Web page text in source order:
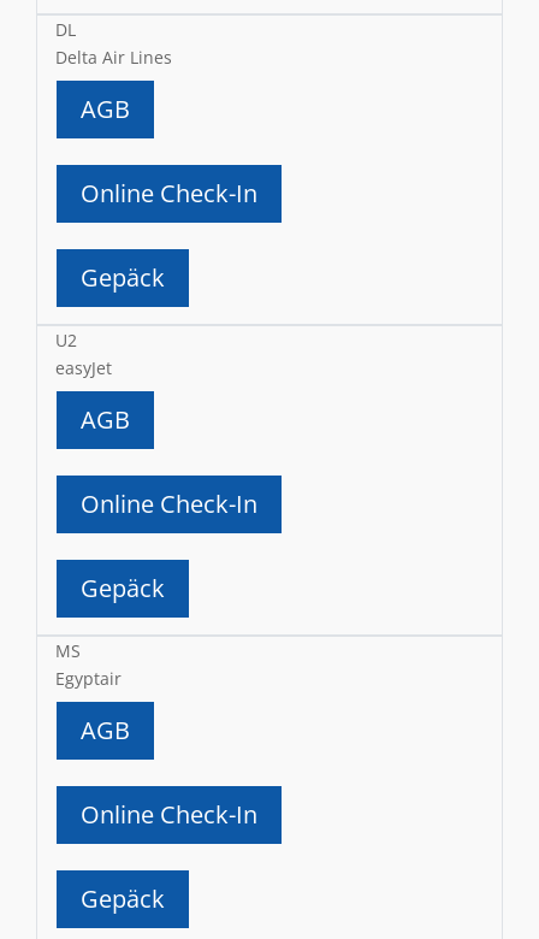
DL
Delta Air Lines
AGB
Online Check-In
Gepäck
U2
easyJet
AGB
Online Check-In
Gepäck
MS
Egyptair
AGB
Online Check-In
Gepäck